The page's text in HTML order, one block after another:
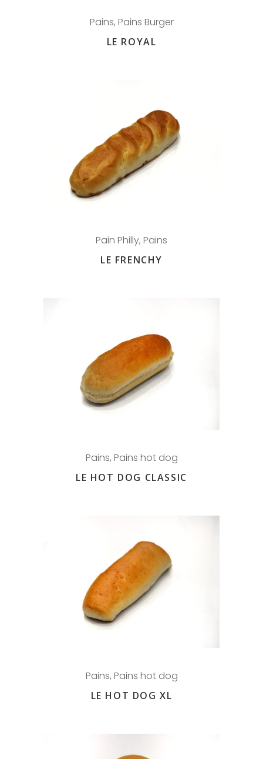
Pains, Pains Burger
LE ROYAL
Pain Philly, Pains
LE FRENCHY
Pains, Pains hot dog
LE HOT DOG CLASSIC
Pains, Pains hot dog
LE HOT DOG XL